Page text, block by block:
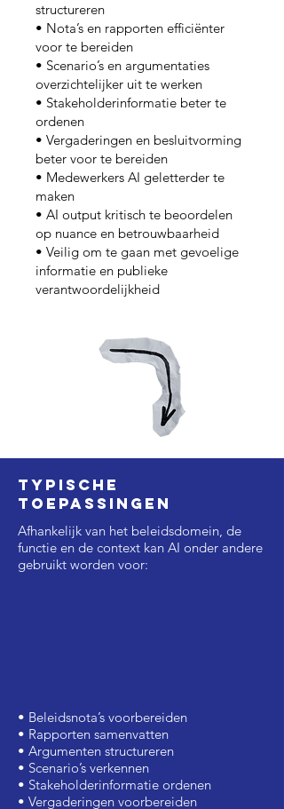
structureren
• Nota’s en rapporten efficiënter
voor te bereiden
• Scenario’s en argumentaties
overzichtelijker uit te werken
• Stakeholderinformatie beter te
ordenen
• Vergaderingen en besluitvorming
beter voor te bereiden
• Medewerkers AI geletterder te
maken
• AI output kritisch te beoordelen
op nuance en betrouwbaarheid
• Veilig om te gaan met gevoelige
informatie en publieke
verantwoordelijkheid
Typische
toepassingen
Afhankelijk van het beleidsdomein, de
functie en de context kan AI onder andere
gebruikt worden voor:
• Beleidsnota’s voorbereiden
• Rapporten samenvatten
• Argumenten structureren
• Scenario’s verkennen
• Stakeholderinformatie ordenen
• Vergaderingen voorbereiden